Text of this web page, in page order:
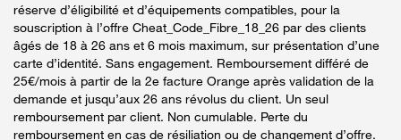
réserve d’éligibilité et d’équipements compatibles, pour la
souscription à l’offre Cheat_Code_Fibre_18_26 par des clients
âgés de 18 à 26 ans et 6 mois maximum, sur présentation d’une
carte d’identité. Sans engagement. Remboursement différé de
25€/mois à partir de la 2e facture Orange après validation de la
demande et jusqu’aux 26 ans révolus du client. Un seul
remboursement par client. Non cumulable. Perte du
remboursement en cas de résiliation ou de changement d’offre.